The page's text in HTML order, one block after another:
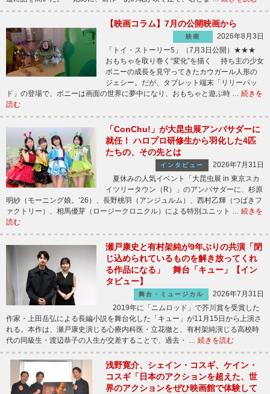
【映画コラム】7月の公開映画から
映画
2026年8月3日
「トイ・ストーリー5」（7月3日公開）★★★
おもちゃを取り巻く“変化”を描く 持ち主の少女
ボニーの成長を見守ってきたカウガール人形の
ジェシー。だが、タブレット端末「リリーパッ
ド」の登場で、ボニーは画面の世界に夢中になり、おもちゃと遊ぶ時 … 続きを
読む
「ConChu!」が大昆虫展アンバサダーに
就任！ ハロプロ研修生から羽化した4匹
たちの、その先とは
インタビュー
2026年7月31日
夏休みの人気イベント「大昆虫展 in 東京スカ
イツリータウン（R）」のアンバサダーに、杉原
明紗（モーニング娘。’26）、長野桃羽（アンジュルム）、西村乙輝（つばきフ
ァクトリー）、相馬優芽（ロージークロニクル）による特別ユニット … 続きを
読む
瀬戸康史と有村架純が9年ぶりの共演「閉
じ込められているものを解き放ってくれ
る作品になる」 舞台「キュー」【イン
タビュー】
舞台・ミュージカル
2026年7月31日
2019年に「ニムロッド」で芥川賞を受賞した
作家・上田岳弘による長編小説を舞台化した「キュー」が11月15日から上演さ
れる。本作は、瀬戸康史演じる心療内科医・立花徹と、有村架純演じる高校時
代の同級生・渡辺恭子の人生が交差することで、過去・ … 続きを読む
浅野寛介、シェイン・コスギ、ケイン・
コスギ「日本のアクションを超えた、世
界のアクションをぜひ映画館で体験して